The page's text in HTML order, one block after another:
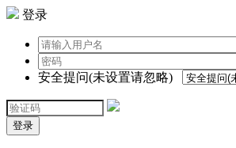
登录
安全提问(未设置请忽略)
登录